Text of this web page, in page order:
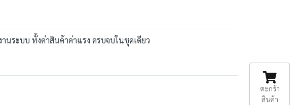
านระบบ ทั้งค่าสินค้าค่าแรง ครบจบในชุดเดียว
ตะกร้า
สินค้า